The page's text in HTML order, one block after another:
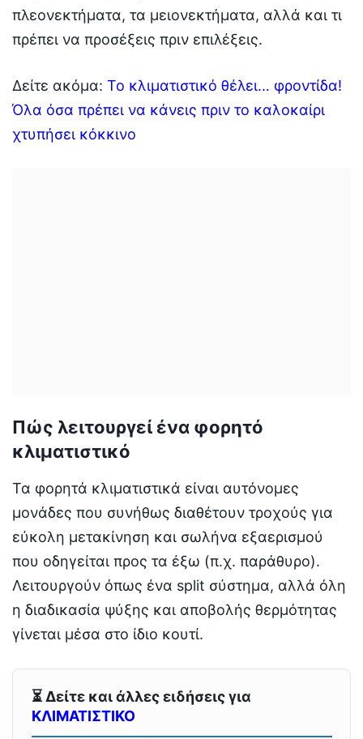
πλεονεκτήματα, τα μειονεκτήματα, αλλά και τι
πρέπει να προσέξεις πριν επιλέξεις.
Δείτε ακόμα: Το κλιματιστικό θέλει… φροντίδα!
Όλα όσα πρέπει να κάνεις πριν το καλοκαίρι
χτυπήσει κόκκινο
Πώς λειτουργεί ένα φορητό
κλιματιστικό
Τα φορητά κλιματιστικά είναι αυτόνομες
μονάδες που συνήθως διαθέτουν τροχούς για
εύκολη μετακίνηση και σωλήνα εξαερισμού
που οδηγείται προς τα έξω (π.χ. παράθυρο).
Λειτουργούν όπως ένα split σύστημα, αλλά όλη
η διαδικασία ψύξης και αποβολής θερμότητας
γίνεται μέσα στο ίδιο κουτί.
⏳ Δείτε και άλλες ειδήσεις για
ΚΛΙΜΑΤΙΣΤΙΚΟ